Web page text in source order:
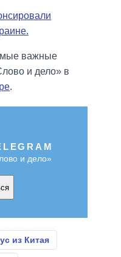
важные
и дело» в
.
и дело»
из Китая